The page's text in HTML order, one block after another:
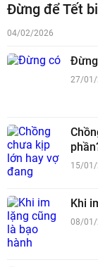
Đừng để Tết
04/02/2026
27/01/
15/
Khi
08/01/